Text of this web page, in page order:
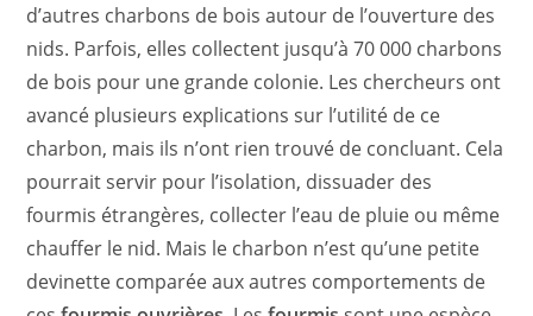
d’autres charbons de bois autour de l’ouverture des
nids. Parfois, elles collectent jusqu’à 70 000 charbons
de bois pour une grande colonie. Les chercheurs ont
avancé plusieurs explications sur l’utilité de ce
charbon, mais ils n’ont rien trouvé de concluant. Cela
pourrait servir pour l’isolation, dissuader des
fourmis étrangères, collecter l’eau de pluie ou même
chauffer le nid. Mais le charbon n’est qu’une petite
devinette comparée aux autres comportements de